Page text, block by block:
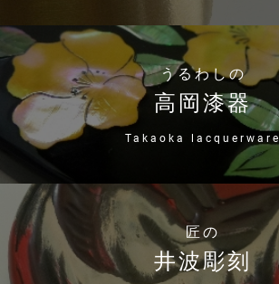
うるわしの
高岡漆器
Takaoka lacquerware
匠の
井波彫刻